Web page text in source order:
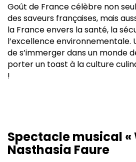
Goût de France célèbre non
des saveurs françaises, mais
la France envers la santé, la
l’excellence environnementale.
de s’immerger dans un monde
porter un toast à la culture
!
Spectacle musical «
Nasthasia Faure